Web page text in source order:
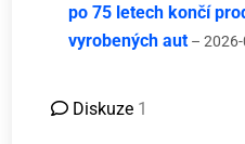
po 75 letech končí
vyrobených aut –
Diskuze 1